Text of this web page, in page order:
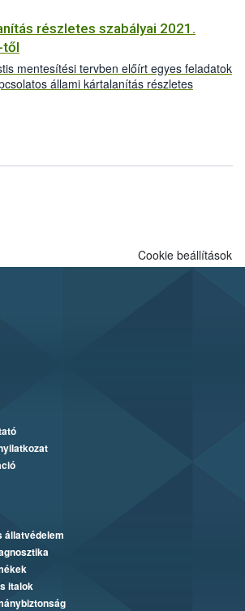
részletes szabályai 2021.
től
mentesítési tervben előírt egyes feladatok
állami kártalanítás részletes
27-től.
Cookie beállítások
állatvédelem
italok